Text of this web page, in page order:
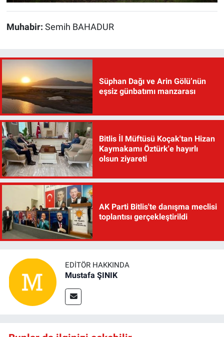
Muhabir: Semih BAHADUR
Süphan Dağı ve Arin Gölü’nün
eşsiz günbatımı manzarası
Bitlis İl Müftüsü Koçak'tan Hizan
Kaymakamı Öztürk'e hayırlı
olsun ziyareti
AK Parti Bitlis'te danışma meclisi
toplantısı gerçekleştirildi
EDITÖR HAKKINDA
Mustafa ŞINIK